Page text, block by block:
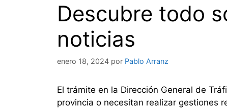
Descubre todo
noticias
enero 18, 2024 por Pablo Arranz
El trámite en la Dirección General de
provincia o necesitan realizar gestiones